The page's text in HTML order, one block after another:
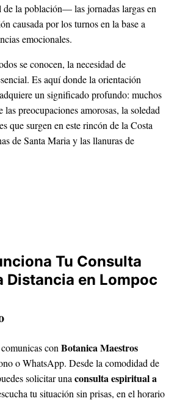
de la población— las jornadas largas en
causada por los turnos en la base a
emocionales.
se conocen, la necesidad de
Es aquí donde la orientación
un significado profundo: muchos
preocupaciones amorosas, la soledad
que surgen en este rincón de la Costa
de Santa Maria y las llanuras de
Tu Consulta
Distancia en Lompoc
con Botanica Maestros
o WhatsApp. Desde la comodidad de
solicitar una consulta espiritual a
tu situación sin prisas, en el horario